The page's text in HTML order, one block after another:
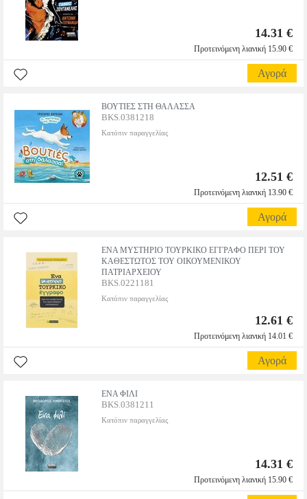
14.31 €
Προτεινόμενη λιανική 15.90 €
Αγορά
ΒΟΥΤΙΕΣ ΣΤΗ ΘΑΛΑΣΣΑ
BKS.0381218
Κατόπιν παραγγελίας
12.51 €
Προτεινόμενη λιανική 13.90 €
Αγορά
ΕΝΑ ΜΥΣΤΗΡΙΟ ΤΟΥΡΚΙΚΟ ΕΓΓΡΑΦΟ ΠΕΡΙ ΤΟΥ
ΚΑΘΕΣΤΩΤΟΣ ΤΟΥ ΟΙΚΟΥΜΕΝΙΚΟΥ
ΠΑΤΡΙΑΡΧΕΙΟΥ
BKS.0221181
Κατόπιν παραγγελίας
12.61 €
Προτεινόμενη λιανική 14.01 €
Αγορά
ΕΝΑ ΦΙΛΙ
BKS.0381211
Κατόπιν παραγγελίας
14.31 €
Προτεινόμενη λιανική 15.90 €